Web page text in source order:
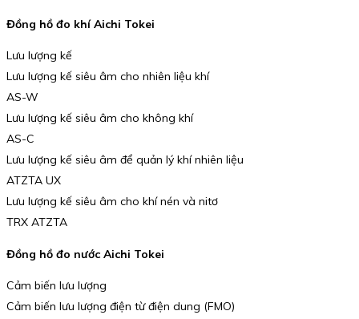
Đồng hồ đo khí Aichi Tokei
Lưu lượng kế
Lưu lượng kế siêu âm cho nhiên liệu khí
AS-W
Lưu lượng kế siêu âm cho không khí
AS-C
Lưu lượng kế siêu âm để quản lý khí nhiên liệu
ATZTA UX
Lưu lượng kế siêu âm cho khí nén và nitơ
TRX ATZTA
Đồng hồ đo nước Aichi Tokei
Cảm biến lưu lượng
Cảm biến lưu lượng điện từ điện dung (FMO)